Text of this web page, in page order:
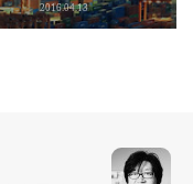
2016.04.13